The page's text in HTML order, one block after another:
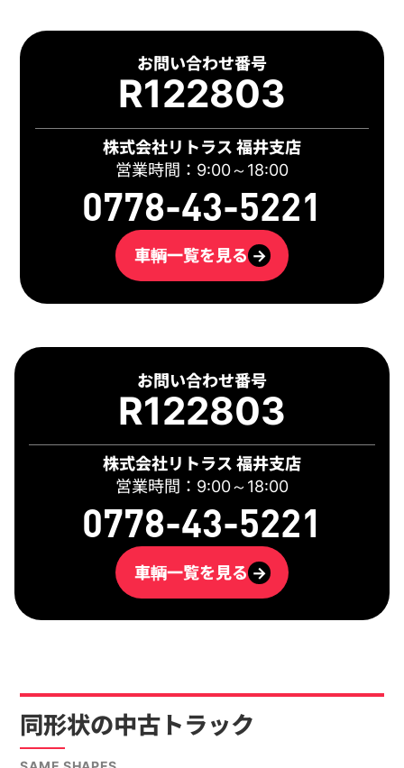
お問い合わせ番号
R122803
株式会社リトラス 福井支店
営業時間：9:00～18:00
0778-43-5221
車輌一覧を見る →
お問い合わせ番号
R122803
株式会社リトラス 福井支店
営業時間：9:00～18:00
0778-43-5221
車輌一覧を見る →
同形状の中古トラック